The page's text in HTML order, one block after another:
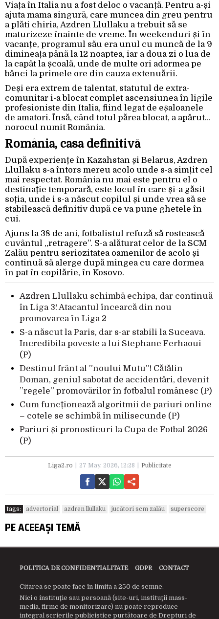
Viața în Italia nu a fost deloc o vacanță. Pentru a-și
ajuta mama singură, care muncea din greu pentru
a plăti chiria, Azdren Llullaku a trebuit să se
maturizeze înainte de vreme. În weekenduri și în
vacanțe, programul său era unul cu muncă de la 9
dimineața până la 12 noaptea, iar a doua zi o lua de
la capăt la școală, unde de multe ori adormea pe
bănci la primele ore din cauza extenuării.
Deși era extrem de talentat, statutul de extra-
comunitar i-a blocat complet ascensiunea în ligile
profesioniste din Italia, fiind legat de eșaloanele
de amatori. Însă, când totul părea blocat, a apărut…
norocul numit România.
România, casa definitivă
După experiențe în Kazahstan și Belarus, Azdren
Llullaku s-a întors mereu acolo unde s-a simțit cel
mai respectat. România nu mai este pentru el o
destinație temporară, este locul în care și-a găsit
soția, unde i s-a născut copilul și unde vrea să se
stabilească definitiv după ce va pune ghetele în
cui.
Ajuns la 38 de ani, fotbalistul refuză să rostească
cuvântul „retragere”. S-a alăturat celor de la SCM
Zalău pentru seriozitatea oamenilor de acolo și
continuă să alerge după mingea cu care dormea
în pat în copilărie, în Kosovo.
Azdren Llullaku schimbă echipa, dar continuă
în Liga 3! Atacantul încearcă din nou
promovarea în Liga 2
S-a născut la Paris, dar s-ar stabili la Suceava.
Incredibila poveste a lui Stephane Ferhaoui
(P)
Destinul frânt al ”noului Mutu”! Cătălin
Doman, geniul sabotat de accidentări, devenit
”regele” promovărilor în fotbalul românesc (P)
Cum funcționează algoritmii de pariuri online
– cotele se schimbă în milisecunde (P)
Pariuri și pronosticuri la Cupa de Fotbal 2026
(P)
Liga2.ro 27 May. 2026, 12:28 Publicitate
tags: advertorial azdren llullaku jucători scm zalău superscore
PE ACEEAȘI TEMĂ
POLITICA DE CONFIDENTIALITATE GDPR CONTACT
Citarea se poate face în limita a 250 de semne.
Nici o instituţie sau persoană (site-uri, instituţii mass-
media, firme de monitorizare) nu poate reproduce
integral scrierile publicistice purtătoare de Drepturi de